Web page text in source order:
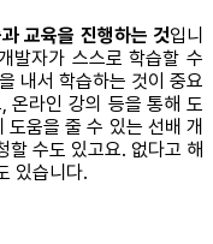
교육을 진행하는 것입니
발자가 스스로 학습할 수
내서 학습하는 것이 중요
온라인 강의 등을 통해 도
움을 줄 수 있는 선배 개
할 수도 있고요. 없다고 해
있습니다.